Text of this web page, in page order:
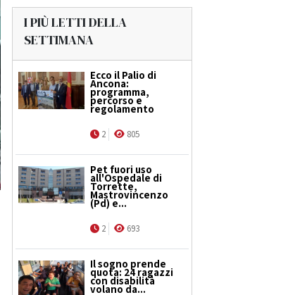
I PIÙ LETTI DELLA
SETTIMANA
Ecco il Palio di
Ancona:
programma,
percorso e
regolamento
2 805
Pet fuori uso
all'Ospedale di
Torrette,
Mastrovincenzo
(Pd) e...
2 693
Il sogno prende
quota: 24 ragazzi
con disabilità
volano da...